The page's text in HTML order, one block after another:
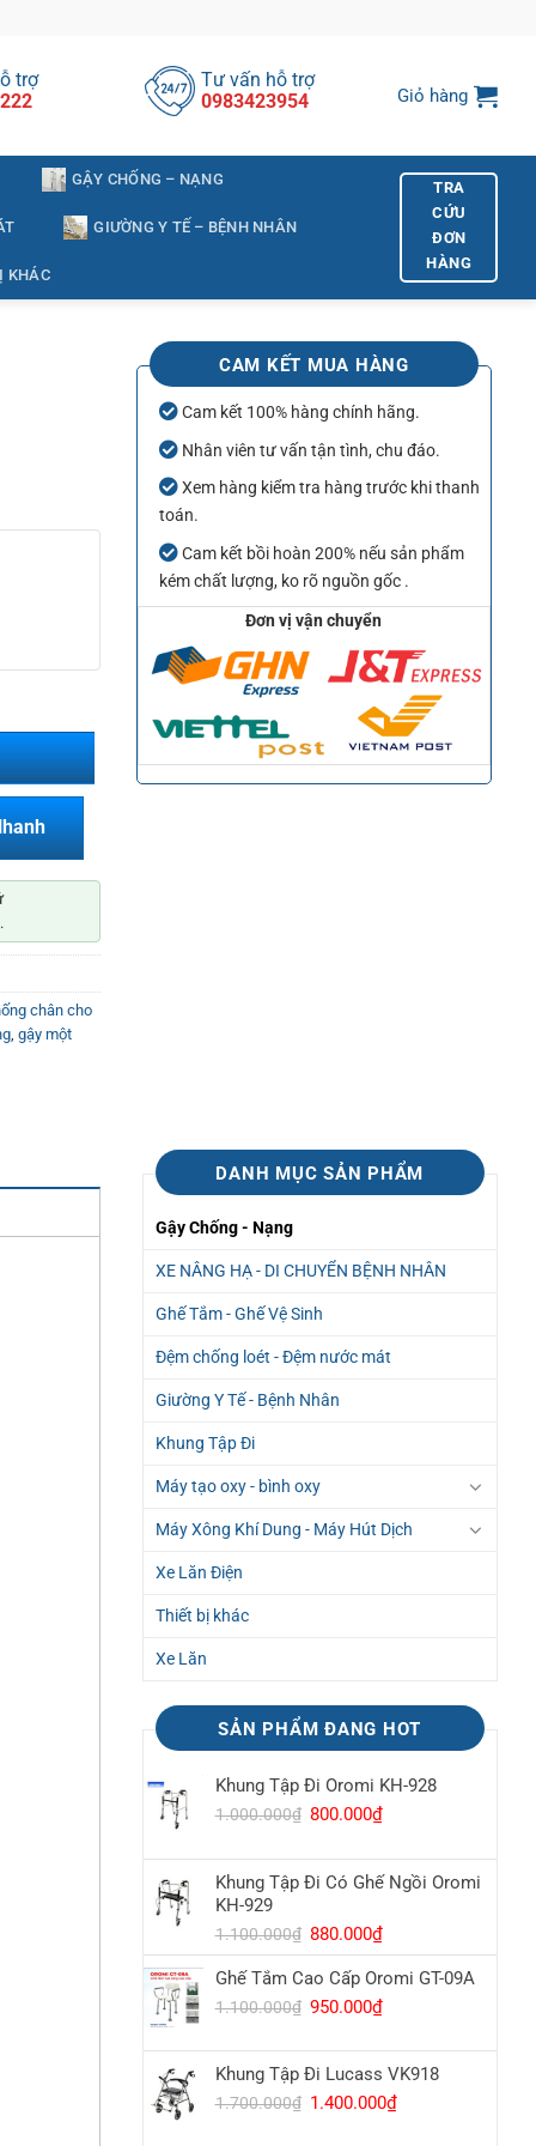
trợ
Tư vấn hỗ trợ
0983423954
Giỏ hàng
GẬY CHỐNG – NẠNG
GIƯỜNG Y TẾ – BỆNH NHÂN
KHÁC
TRA
CỨU
ĐƠN
HÀNG
chân cho
, gậy một
CAM KẾT MUA HÀNG
Cam kết 100% hàng chính hãng.
Nhân viên tư vấn tận tình, chu đáo.
Xem hàng kiểm tra hàng trước khi thanh
toán.
Cam kết bồi hoàn 200% nếu sản phẩm
kém chất lượng, ko rõ nguồn gốc .
Đơn vị vận chuyển
DANH MỤC SẢN PHẨM
Gậy Chống - Nạng
XE NÂNG HẠ - DI CHUYỂN BỆNH NHÂN
Ghế Tắm - Ghế Vệ Sinh
Đệm chống loét - Đệm nước mát
Giường Y Tế - Bệnh Nhân
Khung Tập Đi
Máy tạo oxy - bình oxy
Máy Xông Khí Dung - Máy Hút Dịch
Xe Lăn Điện
Thiết bị khác
Xe Lăn
SẢN PHẨM ĐANG HOT
Khung Tập Đi Oromi KH-928
1.000.000₫ Giá
là:
1.000.000₫.
800.000₫Giá
tại
là:
Khung Tập Đi Có Ghế Ngồi Oromi
KH-929
1.100.000₫ Giá
gốc
là:
1.100.000₫.
880.000₫Giá
hiện
tại
là:
Ghế Tắm Cao Cấp Oromi GT-09A
1.100.000₫ Giá
là:
1.100.000₫.
950.000₫Giá
tại
là:
950.000₫.
Khung Tập Đi Lucass VK918
1.700.000₫ Giá
1.400.000₫Giá